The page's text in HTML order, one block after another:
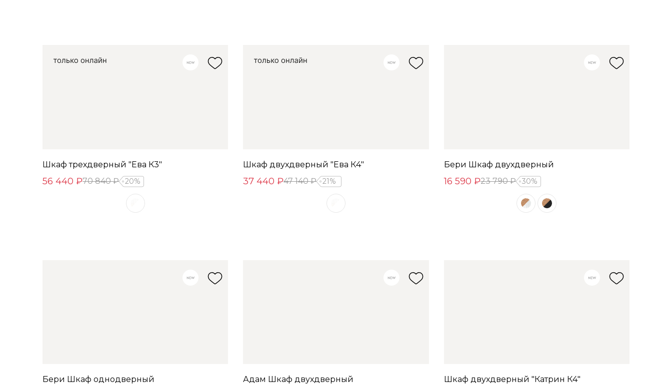
Шкаф трехдверный "Ева К3"
56 440 ₽70 840 ₽ 20%
Шкаф двухдверный "Ева К4"
37 440 ₽47 140 ₽ 21%
Бери Шкаф двухдверный
16 590 ₽23 790 ₽ 30%
Бери Шкаф однодверный Адам Шкаф двухдверный Шкаф двухдверный "Катрин К4"